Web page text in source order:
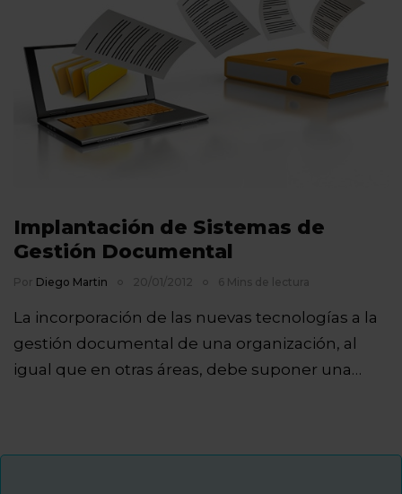
Implantación de Sistemas de
Gestión Documental
Por Diego Martin 20/01/2012 6 Mins de lectura
La incorporación de las nuevas tecnologías a la
gestión documental de una organización, al
igual que en otras áreas, debe suponer una…